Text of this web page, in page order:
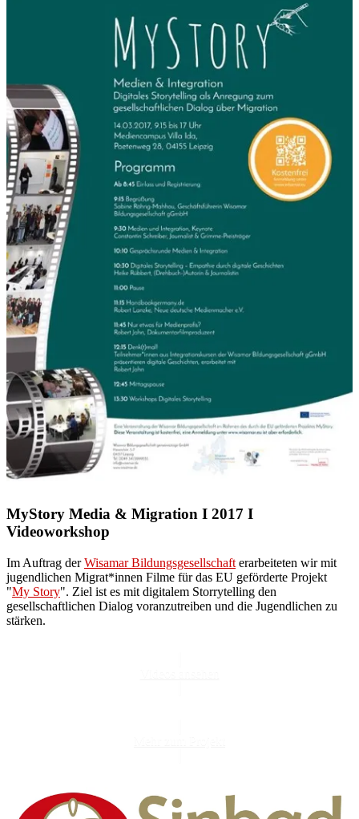
MyStory Media & Migration I 2017 I
Videoworkshop
Im Auftrag derWisamar Bildungsgesellschaft erarbeiteten wir mit
jugendlichen Migrat*innen Filme für das EU geförderte Projekt
"My Story". Ziel ist es mit digitalem Storrytelling den
gesellschaftlichen Dialog voranzutreiben und die Jugendlichen zu
stärken.